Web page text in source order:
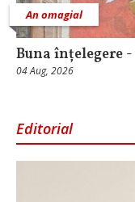
An omagial
Buna înțelegere
04 Aug, 2026
Editorial